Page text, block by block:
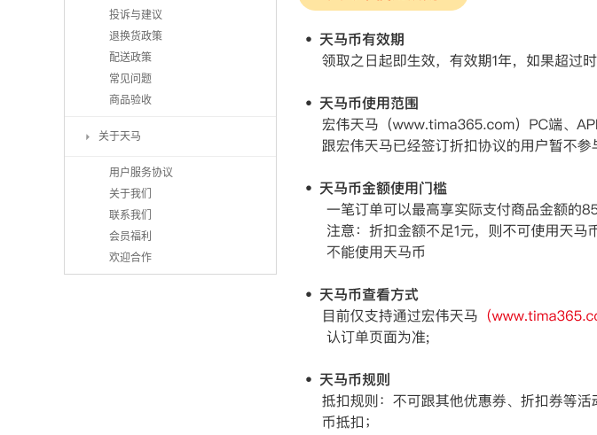
投诉与建议
退换货政策
配送政策
常见问题
商品验收
关于天马
用户服务协议
关于我们
联系我们
会员福利
欢迎合作